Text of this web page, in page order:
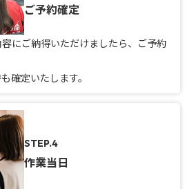
ご予約確定
にご納得いただけましたら、ご予約
確定いたします。
STEP.4
作業当日